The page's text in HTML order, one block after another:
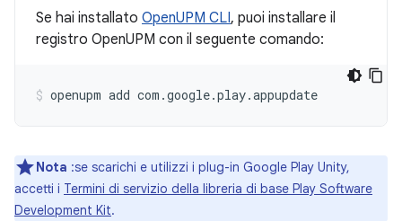
Se hai installato OpenUPM CLI, puoi installare il
registro OpenUPM con il seguente comando:
openupm add com.google.play.appupdate
Nota :se scarichi e utilizzi i plug-in Google Play Unity,
accetti i Termini di servizio della libreria di base Play Software
Development Kit.